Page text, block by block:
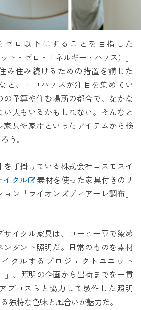
ゼロ以下にすることを目指した
ト・ゼロ・エネルギー・ハウス）」
み住み続けるための措置を講じた
ど、エコハウスが注目を集めてい
の予算や住む場所の都合で、なかな
い人もいるかもしれない。そんなと
家具や家電といったアイテムから検
う。
を手掛けている株式会社コスモスイ
イクル
素材を使った家具付きのリ
ン「ライオンズヴィアーレ調布」
サイクル家具は、コーヒー豆で染め
ンダント照明だ。日常のものを素材
クルするプロジェクトユニット
」、照明の企画から出荷までを一貫
プロスらと協力して製作した照明
独特な色味と風合いが魅力だ。